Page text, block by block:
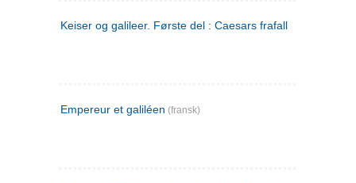
Keiser og galileer. Første del : Caesars frafall
Empereur et galiléen (fransk)